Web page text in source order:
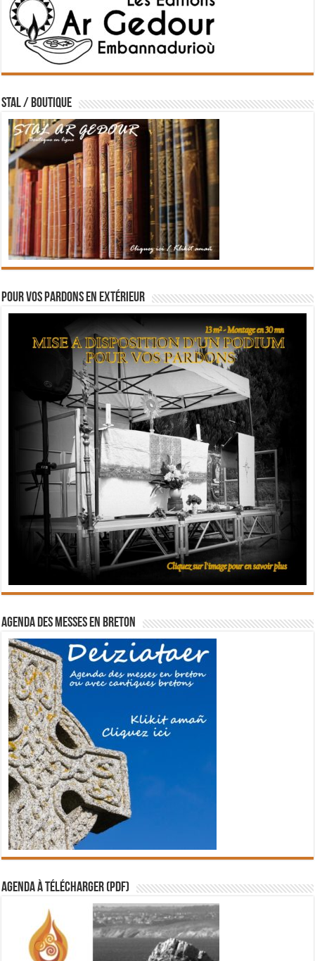
STAL / BOUTIQUE
Pour vos pardons en extérieur
Agenda des messes en breton
Agenda à télécharger (PDF)